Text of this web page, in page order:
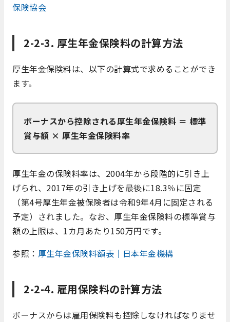
保険協会
2-2-3. 厚生年金保険料の計算方法
厚生年金保険料は、以下の計算式で求めることができ
ます。
ボーナスから控除される厚生年金保険料 ＝ 標準
賞与額 × 厚生年金保険料率
厚生年金の保険料率は、2004年から段階的に引き上
げられ、2017年の引き上げを最後に18.3％に固定
（第4号厚生年金被保険者は令和9年4月に固定される
予定） されました。なお、厚生年金保険料の標準賞与
額の上限は、1カ月あたり150万円です。
参照： 厚生年金保険料額表｜日本年金機構
2-2-4. 雇用保険料の計算方法
ボーナスからは雇用保険料も控除しなければなりませ